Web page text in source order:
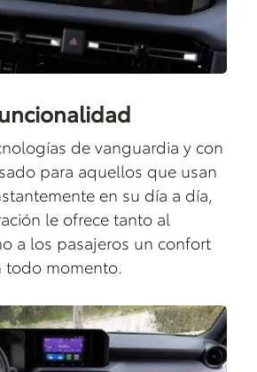
de vanguardia y con
para aquellos que usan
en su día a día,
le ofrece tanto al
a los pasajeros un confort
todo momento.